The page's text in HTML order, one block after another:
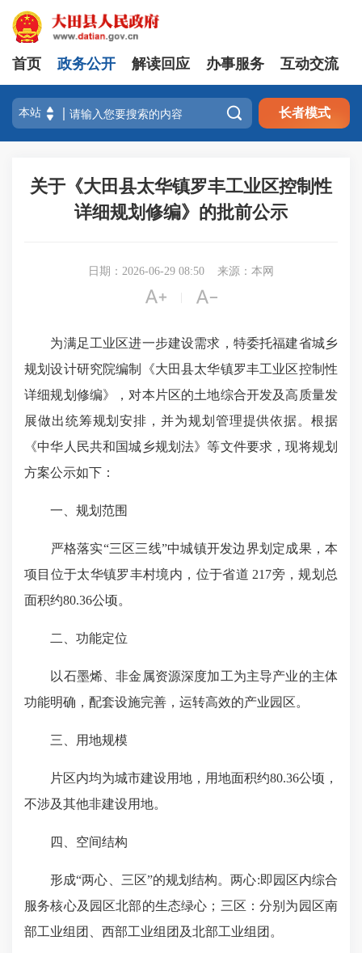
首页 政务公开 解读回应 办事服务 互动交流
 长者模式
关于《大田县太华镇罗丰工业区控制性
详细规划修编》的批前公示
日期：2026-06-29 08:50 来源：本网
 
为满足工业区进一步建设需求，特委托福建省城乡
规划设计研究院编制《大田县太华镇罗丰工业区控制性
详细规划修编》，对本片区的土地综合开发及高质量发
展做出统筹规划安排，并为规划管理提供依据。根据
《中华人民共和国城乡规划法》等文件要求，现将规划
方案公示如下：
一、规划范围
严格落实“三区三线”中城镇开发边界划定成果，本
项目位于太华镇罗丰村境内，位于省道 217旁，规划总
面积约80.36公顷。
二、功能定位
以石墨烯、非金属资源深度加工为主导产业的主体
功能明确，配套设施完善，运转高效的产业园区。
三、用地规模
片区内均为城市建设用地，用地面积约80.36公顷，
不涉及其他非建设用地。
四、空间结构
形成“两心、三区”的规划结构。两心:即园区内综合
服务核心及园区北部的生态绿心；三区：分别为园区南
部工业组团、西部工业组团及北部工业组团。